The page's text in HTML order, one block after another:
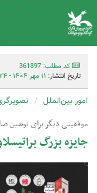
کد مطلب: 361897
تاریخ انتشار: ۱۱ مهر ۱۴۰۴ - ۱۲:۲۴
امور بین‌الملل
موفقیتی دیگر برای نوشین
جایزه بزرگ